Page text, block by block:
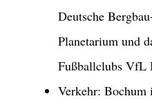
Deutsche
Planetarium und
Fußballclubs VfL
Verkehr: Bochum